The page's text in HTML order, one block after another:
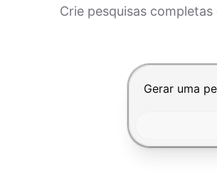
Crie pesquisas
Pressione